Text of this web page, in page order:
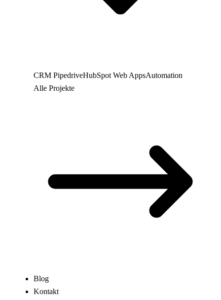
CRM PipedriveHubSpot Web AppsAutomation
Alle Projekte
Blog
Kontakt